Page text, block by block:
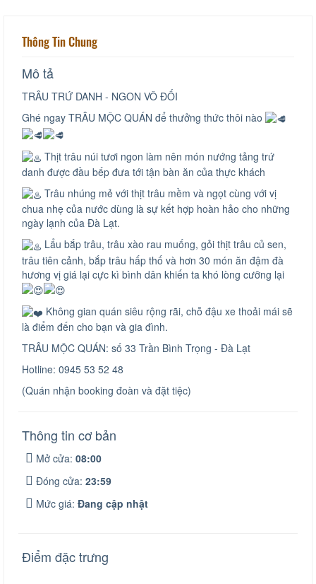
Thông Tin Chung
Mô tả
TRÂU TRỨ DANH - NGON VÔ ĐỐI
Ghé ngay TRÂU MỘC QUÁN để thưởng thức thôi nào
Thịt trâu núi tươi ngon làm nên món nướng tảng trứ
danh được đầu bếp đưa tới tận bàn ăn của thực khách
Trâu nhúng mẻ với thịt trâu mềm và ngọt cùng với vị
chua nhẹ của nước dùng là sự kết hợp hoàn hảo cho những
ngày lạnh của Đà Lạt.
Lẩu bắp trâu, trâu xào rau muống, gỏi thịt trâu củ sen,
trâu tiên cảnh, bắp trâu hấp thố và hơn 30 món ăn đậm đà
hương vị giá lại cực kì bình dân khiến ta khó lòng cưỡng lại
Không gian quán siêu rộng rãi, chỗ đậu xe thoải mái sẽ
là điểm đến cho bạn và gia đình.
TRÂU MỘC QUÁN: số 33 Trần Bình Trọng - Đà Lạt
Hotline: 0945 53 52 48
(Quán nhận booking đoàn và đặt tiệc)
Thông tin cơ bản
Mở cửa: 08:00
Đóng cửa: 23:59
Mức giá: Đang cập nhật
Điểm đặc trưng